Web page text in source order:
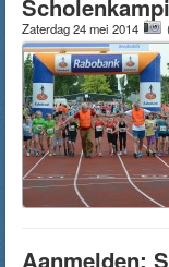
Zaterdag 24 mei 2014
Aanmelden: